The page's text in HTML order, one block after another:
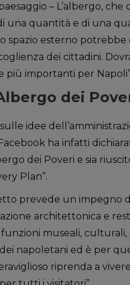
– L’albergo,
una quantità e di una
spazio esterno
dei cittadini.
più importanti per
dei
idee
ha infatti
dei Poveri e sia
Plan”.
prevede un impegno
architettonica e
museali, culturali,
napoletani ed è per
riprenda a